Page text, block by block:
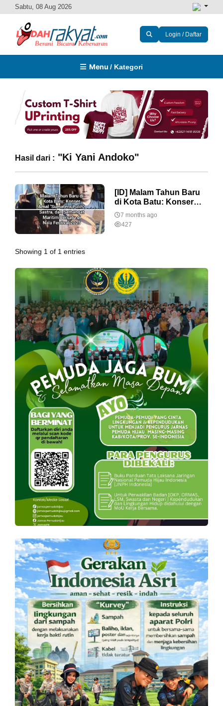
Sabtu, 08 Aug 2026
Login / Daftar
Menu / Kategori
Hasil dari : "Ki Yani Andoko"
[ID] Malam Tahun Baru
di Kota Batu: Konser
Amal "Sumatera Pulih",
Sastra, dan Semangat
7 months ago
427
Showing 1 of 1 entries